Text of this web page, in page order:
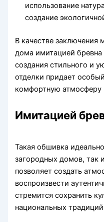
использование
создание
В качестве заключения
дома имитацией
создания стильного и
отделки придает
комфортную атмосферу
Имитацией
Такая обшивка
загородных домов, так
позволяет создать
воспроизвести
стремится сохранить
национальных